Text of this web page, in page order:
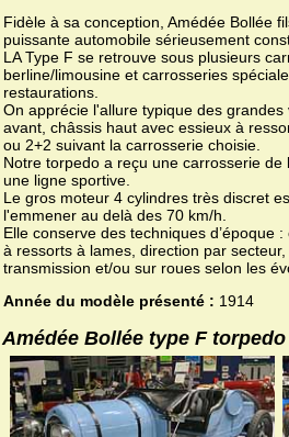
Fidèle à sa conception, Amédée Bollée
puissante automobile sérieusement
LA Type F se retrouve sous plusieurs
berline/limousine et carrosseries
restaurations.
On apprécie l'allure typique des
avant, châssis haut avec essieux à
ou 2+2 suivant la carrosserie choisie.
Notre torpedo a reçu une carrosserie
une ligne sportive.
Le gros moteur 4 cylindres très discret
l'emmener au delà des 70 km/h.
Elle conserve des techniques d’époque
à ressorts à lames, direction par
transmission et/ou sur roues selon les
Année du modèle présenté : 1914
Amédée Bollée type F torpedo